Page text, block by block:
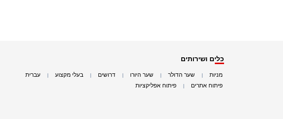
כלים ושירותים
מניות שער הדולר שער היורו דרושים בעלי מקצוע עברית
פיתוח אתרים פיתוח אפליקציות